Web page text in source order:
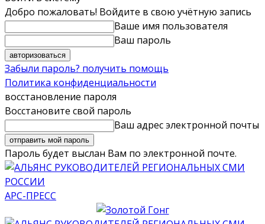
Добро пожаловать! Войдите в свою учётную запись
Ваше имя пользователя
Ваш пароль
Забыли пароль? получить помощь
Политика конфиденциальности
восстановление пароля
Восстановите свой пароль
Ваш адрес электронной почты
Пароль будет выслан Вам по электронной почте.
АРС-ПРЕСС